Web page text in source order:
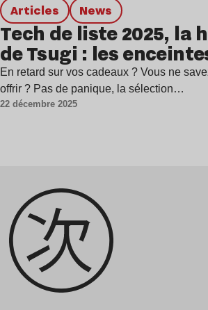
Articles news
Tech de liste 2025, la
de Tsugi : les
En retard sur vos cadeaux ? Vous ne
offrir ? Pas de panique, la sélection…
22 décembre 2025